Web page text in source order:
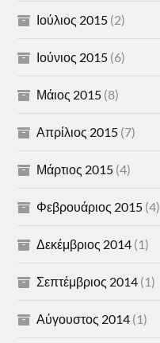
Ιούλιος 2015 (2)
Ιούνιος 2015 (6)
Μάιος 2015 (8)
Απρίλιος 2015 (7)
Μάρτιος 2015 (4)
Φεβρουάριος 2015 (4)
Δεκέμβριος 2014 (1)
Σεπτέμβριος 2014 (1)
Αύγουστος 2014 (1)